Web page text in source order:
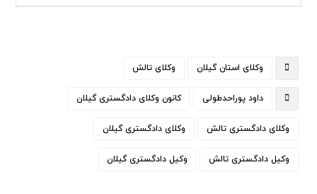
وکلای استان گیلان وکلای تالش
داود پوراحدطولی کانون وکلای دادگستری گیلان
وکلای دادگستری تالش وکلای دادگستری گیلان
وکیل دادگستری تالش وکیل دادگستری گیلان